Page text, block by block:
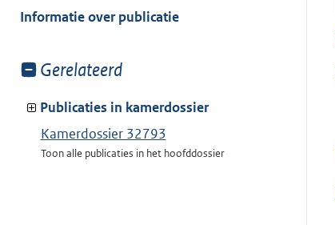
van:
Informatie over publicatie
Toon
van:
Gerelateerd
Publicaties in kamerdossier
Kamerdossier 32793
Toon alle publicaties in het hoofddossier